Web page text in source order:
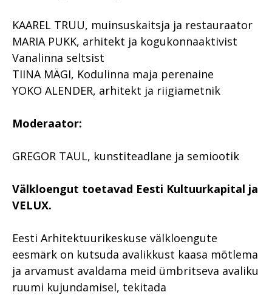
KAAREL TRUU, muinsuskaitsja ja restauraator
MARIA PUKK, arhitekt ja kogukonnaaktivist
Vanalinna seltsist
TIINA MÄGI, Kodulinna maja perenaine
YOKO ALENDER, arhitekt ja riigiametnik
Moderaator:
GREGOR TAUL, kunstiteadlane ja semiootik
Välkloengut toetavad Eesti Kultuurkapital ja
VELUX.
Eesti Arhitektuurikeskuse välkloengute
eesmärk on kutsuda avalikkust kaasa mõtlema
ja arvamust avaldama meid ümbritseva avaliku
ruumi kujundamisel, tekitada